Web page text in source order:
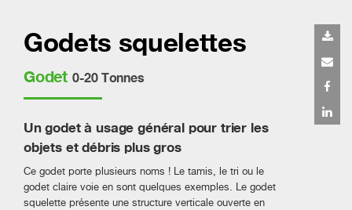
Godets squelettes
Godet 0-20 Tonnes
Un godet à usage général pour trier les
objets et débris plus gros
Ce godet porte plusieurs noms ! Le tamis, le tri ou le
godet claire voie en sont quelques exemples. Le godet
squelette présente une structure verticale ouverte en